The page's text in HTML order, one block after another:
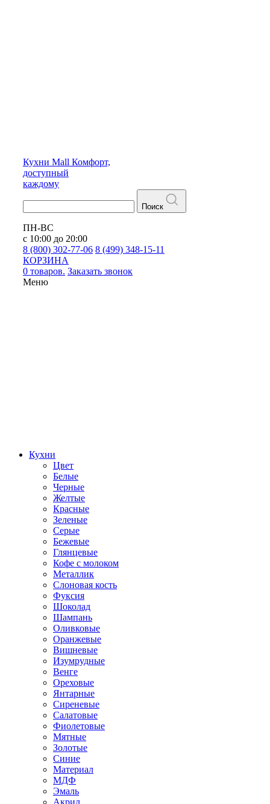
Кухни Mall Комфорт,
доступный
каждому
Поиск
ПН-ВС
с 10:00 до 20:00
8 (800) 302-77-06 8 (499) 348-15-11
КОРЗИНА
0 товаров. Заказать звонок
Меню
Кухни
Цвет
Белые
Черные
Желтые
Красные
Зеленые
Серые
Бежевые
Глянцевые
Кофе с молоком
Металлик
Слоновая кость
Фуксия
Шоколад
Шампань
Оливковые
Оранжевые
Вишневые
Изумрудные
Венге
Ореховые
Янтарные
Сиреневые
Салатовые
Фиолетовые
Мятные
Золотые
Синие
Материал
МДФ
Эмаль
Акрил